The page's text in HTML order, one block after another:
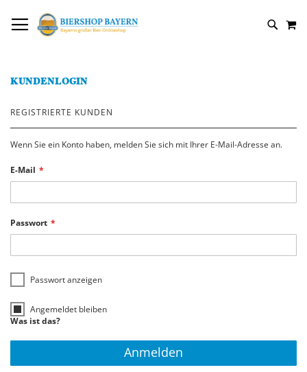
ZUM
INHALT
KUNDENLOGIN
REGISTRIERTE KUNDEN
Wenn Sie ein Konto haben, melden Sie sich mit Ihrer E-Mail-Adresse an.
E-Mail
Passwort
Passwort anzeigen
Angemeldet bleiben
Was ist das?
Anmelden